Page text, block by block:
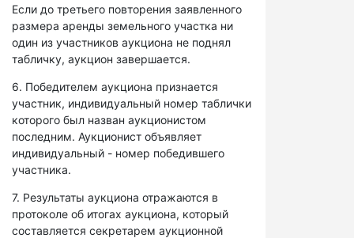
Если до третьего повторения заявленного
размера аренды земельного участка ни
один из участников аукциона не поднял
табличку, аукцион завершается.
6. Победителем аукциона признается
участник, индивидуальный номер таблички
которого был назван аукционистом
последним. Аукционист объявляет
индивидуальный - номер победившего
участника.
7. Результаты аукциона отражаются в
протоколе об итогах аукциона, который
составляется секретарем аукционной